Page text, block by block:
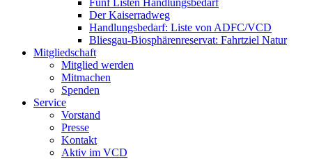
Fünf Listen Handlungsbedarf
Der Kaiserradweg
Handlungsbedarf: Liste von ADFC/VCD
Bliesgau-Biosphärenreservat: Fahrtziel Natur
Mitgliedschaft
Mitglied werden
Mitmachen
Spenden
Service
Vorstand
Presse
Kontakt
Aktiv im VCD